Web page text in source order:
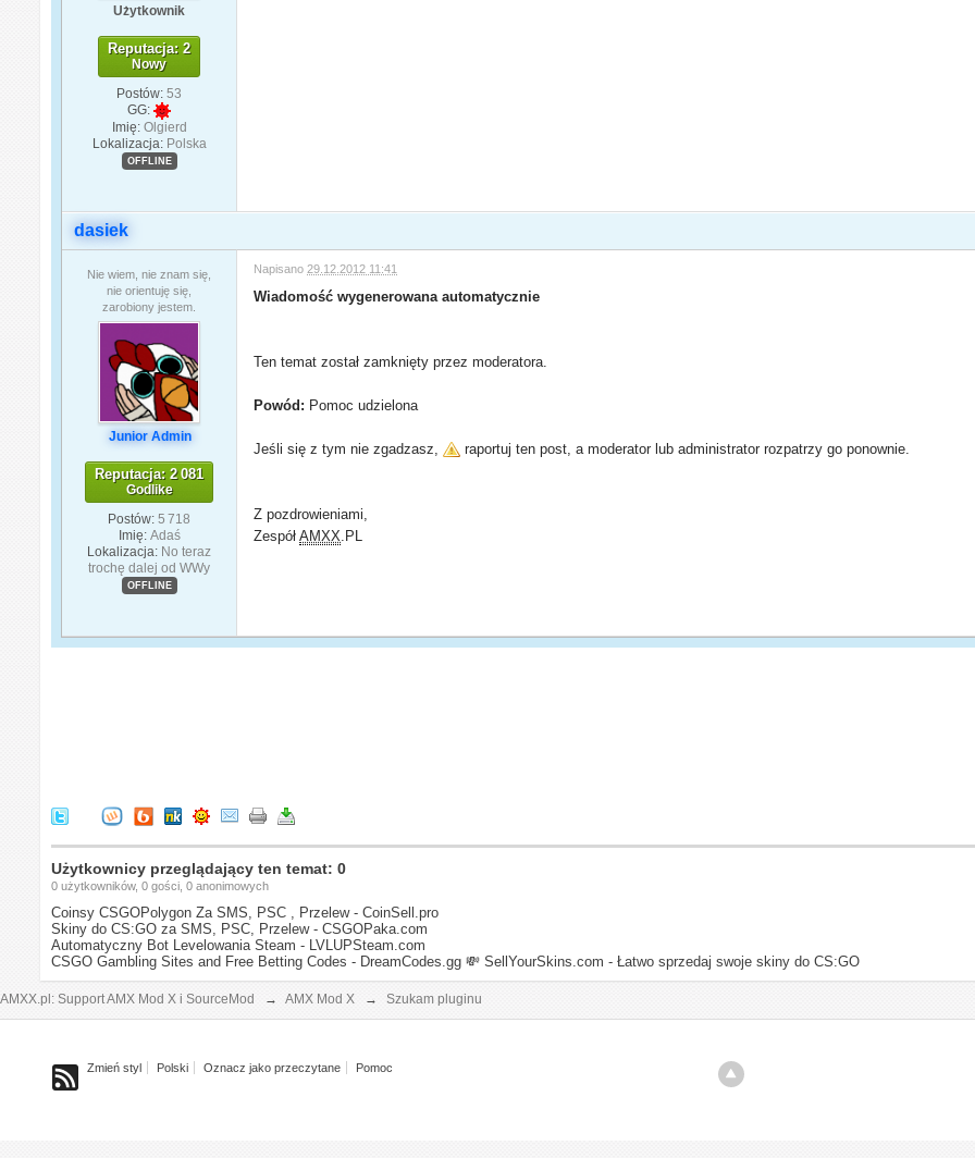
Użytkownik
Reputacja: 2
Nowy
Postów: 53
GG:
Imię: Olgierd
Lokalizacja: Polska
OFFLINE
dasiek
Nie wiem, nie znam się,
nie orientuję się,
zarobiony jestem.
Junior Admin
Reputacja: 2 081
Godlike
Postów: 5 718
Imię: Adaś
Lokalizacja: No teraz
trochę dalej od WWy
OFFLINE
Napisano 29.12.2012 11:41
Wiadomość wygenerowana automatycznie
Ten temat został zamknięty przez moderatora.
Powód: Pomoc udzielona
Jeśli się z tym nie zgadzasz, raportuj ten post, a moderator lub administrator rozpatrzy go ponownie.
Z pozdrowieniami,
ZespółAMXX .PL
Użytkownicy przeglądający ten temat: 0
0 użytkowników, 0 gości, 0 anonimowych
Coinsy CSGOPolygon Za SMS, PSC , Przelew - CoinSell.pro
Skiny do CS:GO za SMS, PSC, Przelew - CSGOPaka.com
Automatyczny Bot Levelowania Steam - LVLUPSteam.com
CSGO Gambling Sites and Free Betting Codes - DreamCodes.gg 💸 SellYourSkins.com - Łatwo sprzedaj swoje skiny do CS:GO
AMXX.pl: Support AMX Mod X i SourceMod → AMX Mod X → Szukam pluginu
Zmień styl Polski Oznacz jako przeczytane Pomoc